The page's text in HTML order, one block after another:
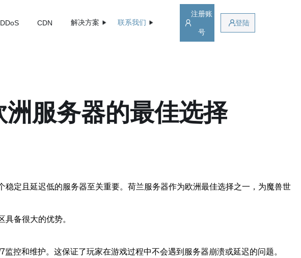
DDoS CDN 解决方案 联系我们
注册账
号
登陆
服务器的最佳选择
定且延迟低的服务器至关重要。荷兰服务器作为欧洲最佳选择之一，为魔兽世
备很大的优势。
控和维护。这保证了玩家在游戏过程中不会遇到服务器崩溃或延迟的问题。